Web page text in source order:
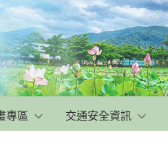
專區 交通安全資訊